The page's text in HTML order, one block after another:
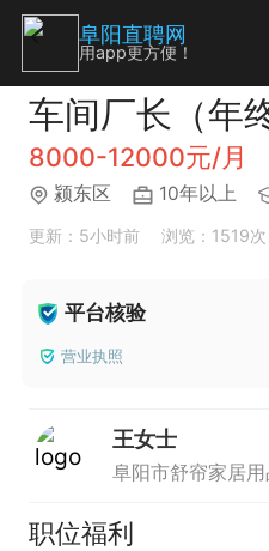
车间厂长（年
8000-12000元/月
颍东区 10年以上
更新：5小时前 浏览：1519次
平台核验
营业执照
王女士
阜阳市舒帘家居
职位福利
阜阳直聘网
用app更方便！